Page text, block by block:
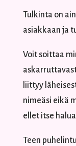
Tulkinta on
asiakkaan ja
Voit soittaa
liittyy
nimeäsi eikä
ellet itse
Teen